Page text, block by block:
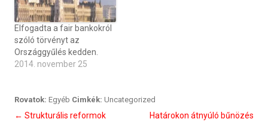
Elfogadta a fair bankokról
szóló törvényt az
Országgyűlés kedden.
2014. november 25
Rovatok: Egyéb Cimkék: Uncategorized
Bejegyzés
← Strukturális reformok
Határokon átnyúló bűnözés